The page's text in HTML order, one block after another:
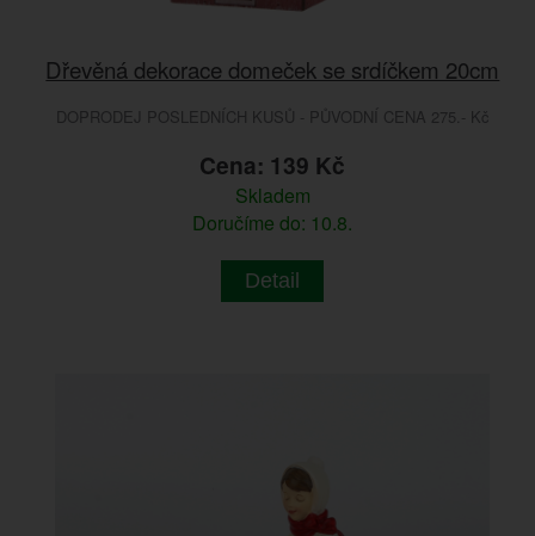
Dřevěná dekorace domeček se srdíčkem 20cm
DOPRODEJ POSLEDNÍCH KUSŮ - PŮVODNÍ CENA 275.- Kč
Cena: 139 Kč
Skladem
Doručíme do: 10.8.
Detail